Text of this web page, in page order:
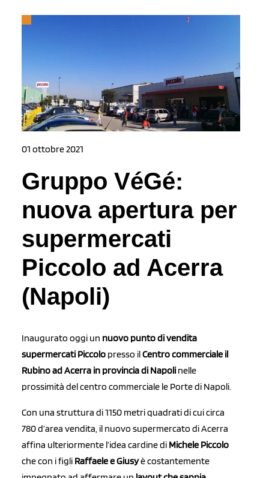
01 ottobre 2021
Gruppo VéGé:
nuova apertura per
supermercati
Piccolo ad Acerra
(Napoli)
Inaugurato oggi un nuovo punto di vendita
supermercati Piccolo presso ilCentro commerciale il
Rubino ad Acerra in provincia di Napoli nelle
prossimità del centro commerciale le Porte di Napoli.
Con una struttura di 1150 metri quadrati di cui circa
780 d’area vendita, il nuovo supermercato di Acerra
affina ulteriormente l’idea cardine di Michele Piccolo
che con i figli Raffaele e Giusyè costantemente